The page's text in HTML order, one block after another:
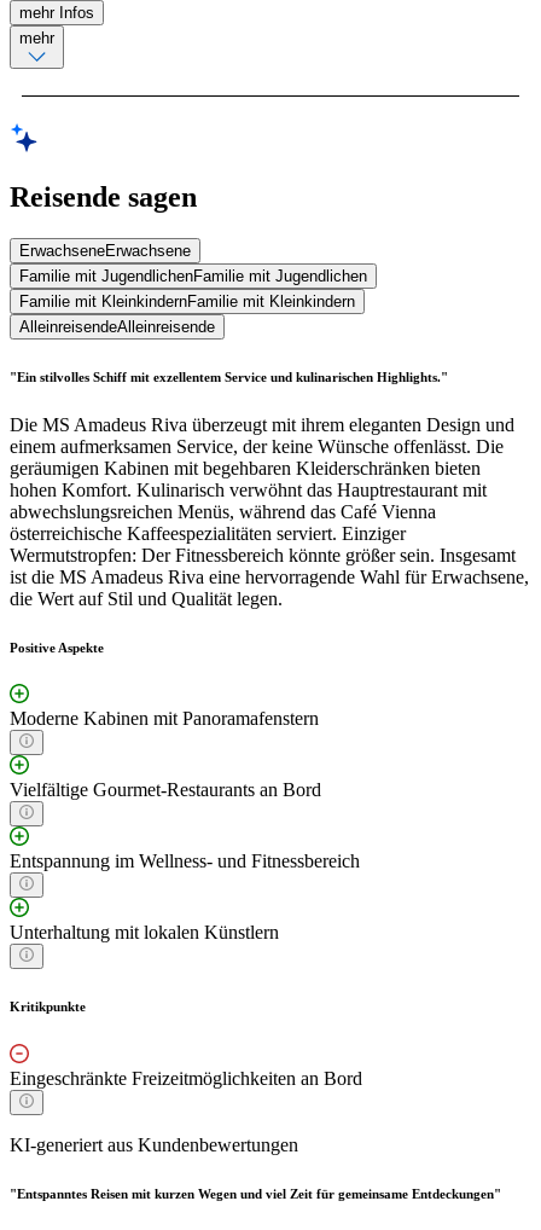
mehr Infos
mehr
Reisende sagen
ErwachseneErwachsene
Familie mit JugendlichenFamilie mit Jugendlichen
Familie mit KleinkindernFamilie mit Kleinkindern
AlleinreisendeAlleinreisende
"Ein stilvolles Schiff mit exzellentem Service und kulinarischen Highlights."
Die MS Amadeus Riva überzeugt mit ihrem eleganten Design und
einem aufmerksamen Service, der keine Wünsche offenlässt. Die
geräumigen Kabinen mit begehbaren Kleiderschränken bieten
hohen Komfort. Kulinarisch verwöhnt das Hauptrestaurant mit
abwechslungsreichen Menüs, während das Café Vienna
österreichische Kaffeespezialitäten serviert. Einziger
Wermutstropfen: Der Fitnessbereich könnte größer sein. Insgesamt
ist die MS Amadeus Riva eine hervorragende Wahl für Erwachsene,
die Wert auf Stil und Qualität legen.
Positive Aspekte
Moderne Kabinen mit Panoramafenstern
Vielfältige Gourmet-Restaurants an Bord
Entspannung im Wellness- und Fitnessbereich
Unterhaltung mit lokalen Künstlern
Kritikpunkte
Eingeschränkte Freizeitmöglichkeiten an Bord
KI-generiert aus Kundenbewertungen
"Entspanntes Reisen mit kurzen Wegen und viel Zeit für gemeinsame Entdeckungen"